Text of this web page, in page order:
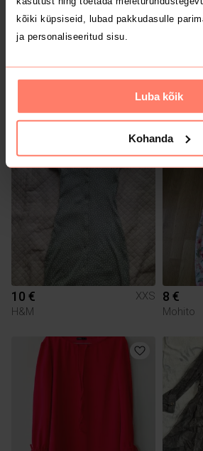
kõiki küpsiseid, lubad pakkudasulle
ja personaliseeritud sisu.
Luba kõik
Kohanda
XXS
Missguided
10 €
Sinsay
10 €
XXS
H&M
8 €
Mohito